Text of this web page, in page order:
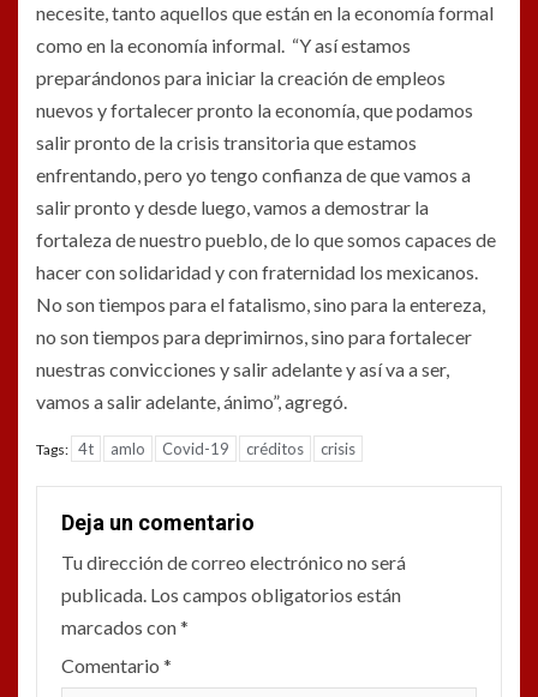
necesite, tanto aquellos que están en la economía formal
como en la economía informal. “Y así estamos
preparándonos para iniciar la creación de empleos
nuevos y fortalecer pronto la economía, que podamos
salir pronto de la crisis transitoria que estamos
enfrentando, pero yo tengo confianza de que vamos a
salir pronto y desde luego, vamos a demostrar la
fortaleza de nuestro pueblo, de lo que somos capaces de
hacer con solidaridad y con fraternidad los mexicanos.
No son tiempos para el fatalismo, sino para la entereza,
no son tiempos para deprimirnos, sino para fortalecer
nuestras convicciones y salir adelante y así va a ser,
vamos a salir adelante, ánimo”, agregó.
Tags: 4t amlo Covid-19 créditos crisis
Deja un comentario
Tu dirección de correo electrónico no será
publicada. Los campos obligatorios están
marcados con*
Comentario *